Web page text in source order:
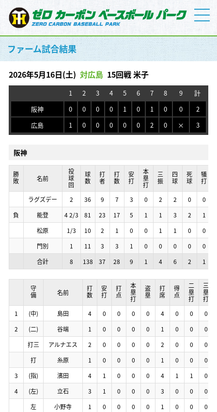
ファーム試合結果
2026年5月16日(土) 対広島 15回戦 米子
1 2 3 4 5 6 7 8 9
計
阪神
0 0 0 0 1 0 1 0 0
2
広島
1 0 0 0 0 0 2 0 × 3
阪神
勝敗 名前 投球回 球数 打者 打数 安打 本塁打 三振 四球 死球 犠打
ラグズデー 2 36 9 7 3 0 2 2 0 0
負
能登 4 2/3 81 23 17 5 1 1 3 2 1
松原
1/3 10 2 1 0 0 1 1 0 0
門別
1 11 3 3 1 0 0 0 0 0
合計
8 138 37 28 9 1 4 6 2 1
勝敗 名前 投球回 球数 打者 打数 安打 本塁打 三振 四球 死球 犠打
ラグズデー 2 36 9 7 3 0 2 2 0 0
負
能登 4 2/3 81 23 17 5 1 1 3 2 1
松原
1/3 10 2 1 0 0 1 1 0 0
門別
1 11 3 3 1 0 0 0 0 0
合計
8 138 37 28 9 1 4 6 2 1
勝敗 名前 投球回 球数 打者 打数 安打 本塁打 三振 四球 死球 犠打
ラグズデー 2 36 9 7 3 0 2 2 0 0
負
能登 4 2/3 81 23 17 5 1 1 3 2 1
松原
1/3 10 2 1 0 0 1 1 0 0
門別
1 11 3 3 1 0 0 0 0 0
合計
8 138 37 28 9 1 4 6 2 1
勝敗 名前 投球回 球数 打者 打数 安打 本塁打 三振 四球 死球 犠打
ラグズデー 2 36 9 7 3 0 2 2 0 0
負
能登 4 2/3 81 23 17 5 1 1 3 2 1
松原
1/3 10 2 1 0 0 1 1 0 0
門別
1 11 3 3 1 0 0 0 0 0
合計
8 138 37 28 9 1 4 6 2 1
守備 名前 打数 安打 打点 本塁打 盗塁 打席 得点 二塁打 三塁打
1 (中) 島田 4 0 0 0 0 4 0 0
0
2
(二) 谷端 1 0 0 0 0 1 0 0
0
打三
アルナエス 2 0 0 0 0 2 0 0
0
打
糸原 1 0 0 0 0 1 0 0
0
3
(指) 濱田 4 1 0 0 0 4 1 1
0
4
(左) 立石 3 1 0 0 0 3 0 0
0
左
小野寺 1 0 0 0 0 1 0 0
0
守備 名前 打数 安打 打点 本塁打 盗塁 打席 得点 二塁打 三塁打
1 (中) 島田 4 0 0 0 0 4 0 0
0
2
(二) 谷端 1 0 0 0 0 1 0 0
0
打三
アルナエス 2 0 0 0 0 2 0 0
0
打
糸原 1 0 0 0 0 1 0 0
0
3
(指) 濱田 4 1 0 0 0 4 1 1
0
4
(左) 立石 3 1 0 0 0 3 0 0
0
左
小野寺 1 0 0 0 0 1 0 0
0
守備 名前 打数 安打 打点 本塁打 盗塁 打席 得点 二塁打 三塁打
1 (中) 島田 4 0 0 0 0 4 0 0
0
2
(二) 谷端 1 0 0 0 0 1 0 0
0
打三
アルナエス 2 0 0 0 0 2 0 0
0
打
糸原 1 0 0 0 0 1 0 0
0
3
(指) 濱田 4 1 0 0 0 4 1 1
0
4
(左) 立石 3 1 0 0 0 3 0 0
0
左
小野寺 1 0 0 0 0 1 0 0
0
守備 名前 打数 安打 打点 本塁打 盗塁 打席 得点 二塁打 三塁打
1 (中) 島田 4 0 0 0 0 4 0 0
0
2
(二) 谷端 1 0 0 0 0 1 0 0
0
打三
アルナエス 2 0 0 0 0 2 0 0
0
打
糸原 1 0 0 0 0 1 0 0
0
3
(指) 濱田 4 1 0 0 0 4 1 1
0
4
(左) 立石 3 1 0 0 0 3 0 0
0
左
小野寺 1 0 0 0 0 1 0 0
0